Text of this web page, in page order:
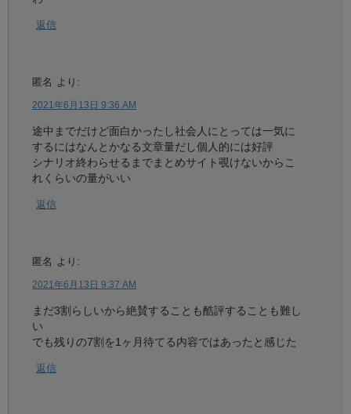
返信
匿名 より:
2021年6月13日 9:36 AM
途中までだけど面白かったし社会人にとっては一気に
するにはなんとかなる文章量だし個人的には好評
シナリオ終わらせるまでまとめサイト覗けないからこ
れくらいの量がいい
返信
匿名 より:
2021年6月13日 9:37 AM
まだ3割らしいから絶賛することも酷評することも難し
い
でも残りの7割を1ヶ月待てる内容ではあったと感じた
返信